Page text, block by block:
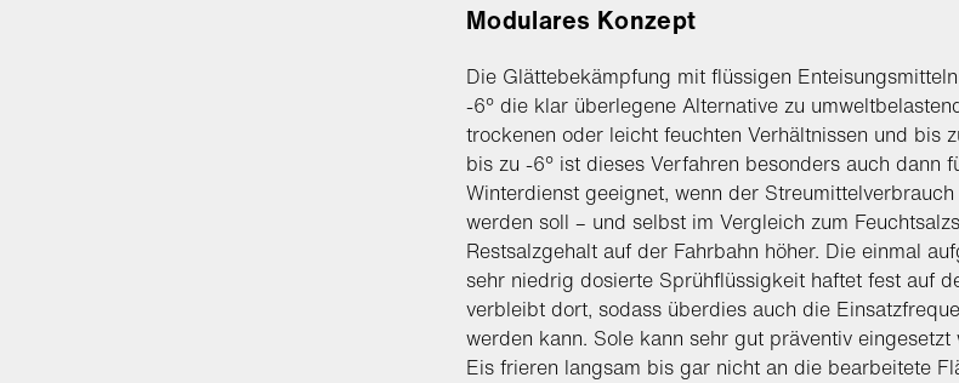
Modulares Konzept
Die Glättebekämpfung mit flüssigen
-6° die klar überlegene Alternative zu
trockenen oder leicht feuchten Verhältnissen und bis
bis zu -6° ist dieses Verfahren besonders auch dann
Winterdienst geeignet, wenn der
werden soll – und selbst im Vergleich zum
Restsalzgehalt auf der Fahrbahn höher. Die einmal
sehr niedrig dosierte Sprühflüssigkeit haftet fest auf
verbleibt dort, sodass überdies auch die
werden kann. Sole kann sehr gut präventiv eingesetzt
Eis frieren langsam bis gar nicht an die bearbeitete